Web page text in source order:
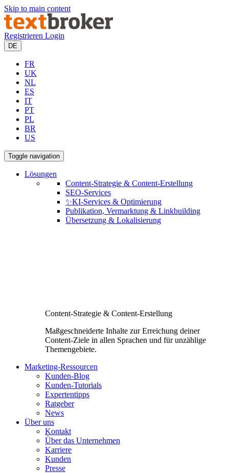
Skip to main content
Registrieren Login
DE
FR
UK
NL
ES
IT
PT
PL
BR
US
Toggle navigation
Lösungen
Content-Strategie & Content-Erstellung
SEO-Services
✨KI-Services & Optimierung
Publikation, Vermarktung & Linkbuilding
Übersetzung & Lokalisierung
Content-Strategie & Content-Erstellung
Maßgeschneiderte Inhalte zur Erreichung deiner
Content-Ziele in allen Sprachen und für unzählige
Themengebiete.
Marketing-Ressourcen
Kunden-Blog
Kunden-Tutorials
Expertentipps
Ratgeber
News
Über uns
Kontakt
Über das Unternehmen
Karriere
Kunden
Presse